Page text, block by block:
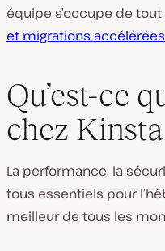
équipe s’occupe de
et migrations accélérées
Qu’est-ce
chez Kinsta
La performance, la
tous essentiels pour
meilleur de tous les